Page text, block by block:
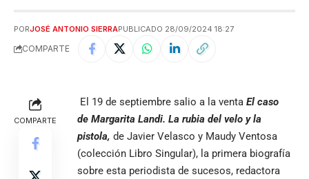
PORJOSÉ ANTONIO SIERRAPUBLICADO 28/09/2024 18:27
COMPARTE
COMPARTE
El 19 de septiembre salio a la venta El caso
de Margarita Landi. La rubia del velo y la
pistola, de Javier Velasco y Maudy Ventosa
(colección Libro Singular), la primera biografía
sobre esta periodista de sucesos, redactora